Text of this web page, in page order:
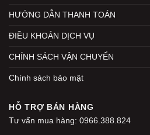
HƯỚNG DẪN THANH TOÁN
ĐIỀU KHOẢN DỊCH VỤ
CHÍNH SÁCH VẬN CHUYỂN
Chính sách bảo mật
HỖ TRỢ BÁN HÀNG
Tư vấn mua hàng: 0966.388.824